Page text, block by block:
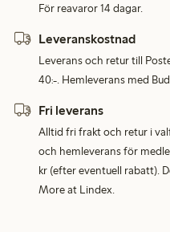
För reavaror 14 dagar.
Leveranskostnad
Leverans och retur till
40:-. Hemleverans med
Fri leverans
Alltid fri frakt och retur i
och hemleverans för
kr (efter eventuell rabatt).
More at Lindex.